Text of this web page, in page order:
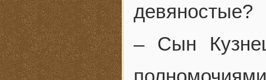
девяностые?
– Сын